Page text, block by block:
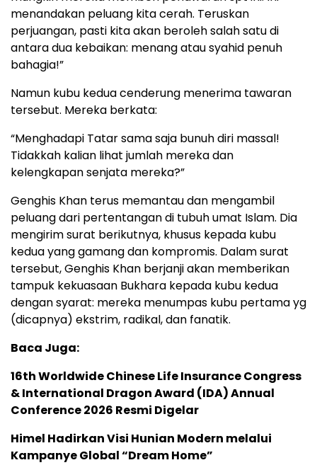
menandakan peluang kita cerah. Teruskan
perjuangan, pasti kita akan beroleh salah satu di
antara dua kebaikan: menang atau syahid penuh
bahagia!”
Namun kubu kedua cenderung menerima tawaran
tersebut. Mereka berkata:
“Menghadapi Tatar sama saja bunuh diri massal!
Tidakkah kalian lihat jumlah mereka dan
kelengkapan senjata mereka?”
Genghis Khan terus memantau dan mengambil
peluang dari pertentangan di tubuh umat Islam. Dia
mengirim surat berikutnya, khusus kepada kubu
kedua yang gamang dan kompromis. Dalam surat
tersebut, Genghis Khan berjanji akan memberikan
tampuk kekuasaan Bukhara kepada kubu kedua
dengan syarat: mereka menumpas kubu pertama yg
(dicapnya) ekstrim, radikal, dan fanatik.
Baca Juga:
16th Worldwide Chinese Life Insurance Congress
& International Dragon Award (IDA) Annual
Conference 2026 Resmi Digelar
Himel Hadirkan Visi Hunian Modern melalui
Kampanye Global “Dream Home”